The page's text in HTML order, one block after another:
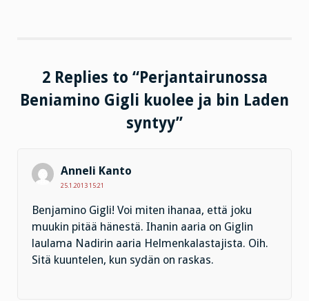
2 Replies to “Perjantairunossa
Beniamino Gigli kuolee ja bin Laden
syntyy”
Anneli Kanto
25.1.2013 15:21
Benjamino Gigli! Voi miten ihanaa, että joku
muukin pitää hänestä. Ihanin aaria on Giglin
laulama Nadirin aaria Helmenkalastajista. Oih.
Sitä kuuntelen, kun sydän on raskas.